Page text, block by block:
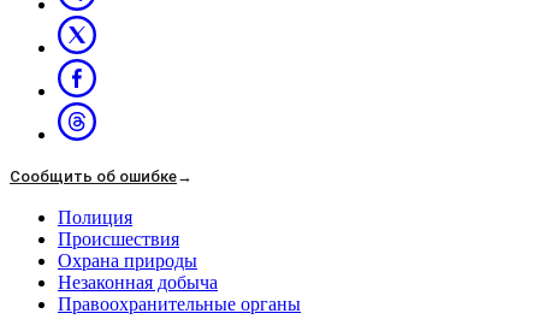
Сообщить об ошибке→
Полиция
Происшествия
Охрана природы
Незаконная добыча
Правоохранительные органы